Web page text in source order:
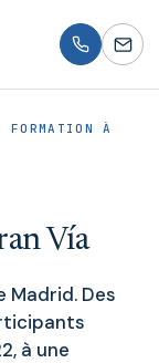
FORMATION À
Vía
Madrid. Des
à une